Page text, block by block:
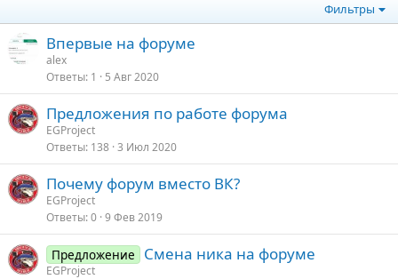
Фильтры
Впервые на форуме
alex
Ответы 1 5 Авг 2020
Предложения по работе форума
EGProject
Ответы 138 3 Июл 2020
Почему форум вместо ВК?
EGProject
Ответы 0 9 Фев 2019
Предложение Смена ника на форуме
EGProject